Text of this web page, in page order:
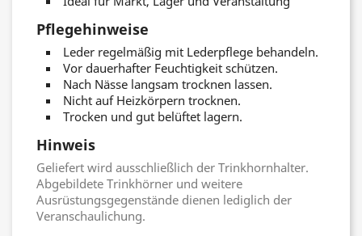
Pflegehinweise
Leder regelmäßig mit Lederpflege behandeln.
Vor dauerhafter Feuchtigkeit schützen.
Nach Nässe langsam trocknen lassen.
Nicht auf Heizkörpern trocknen.
Trocken und gut belüftet lagern.
Hinweis
Geliefert wird ausschließlich der Trinkhornhalter.
Abgebildete Trinkhörner und weitere
Ausrüstungsgegenstände dienen lediglich der
Veranschaulichung.